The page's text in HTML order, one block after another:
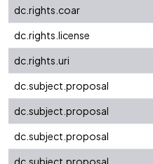
dc.rights.coar
dc.rights.license
dc.rights.uri
dc.subject.proposal
dc.subject.proposal
dc.subject.proposal
dc.subject.proposal